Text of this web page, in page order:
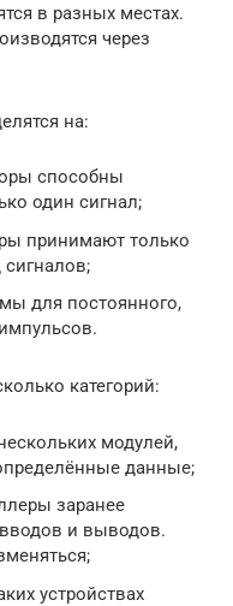
в разных местах.
через
на:
способны
один сигнал;
принимают только
для постоянного,
категорий:
модулей,
данные;
заранее
и выводов.
устройствах